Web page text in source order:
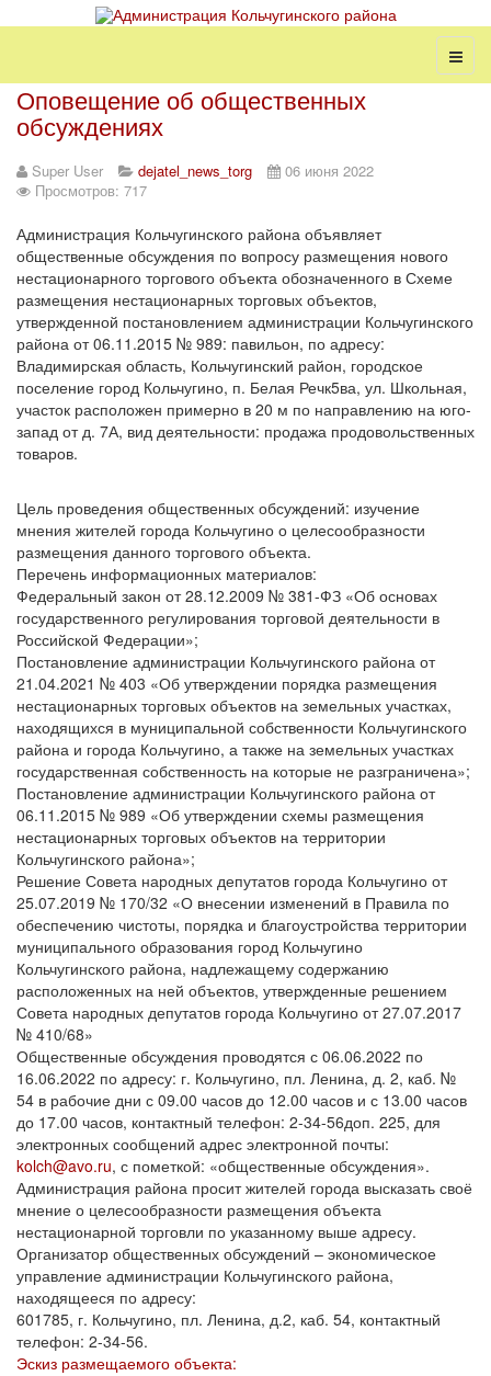
Оповещение об общественных
обсуждениях
Super User dejatel_news_torg
06 июня 2022
Просмотров: 717
Администрация Кольчугинского района объявляет
общественные обсуждения по вопросу размещения нового
нестационарного торгового объекта обозначенного в Схеме
размещения нестационарных торговых объектов,
утвержденной постановлением администрации Кольчугинского
района от 06.11.2015 № 989: павильон, по адресу:
Владимирская область, Кольчугинский район, городское
поселение город Кольчугино, п. Белая Речк5ва, ул. Школьная,
участок расположен примерно в 20 м по направлению на юго-
запад от д. 7А, вид деятельности: продажа продовольственных
товаров.
Цель проведения общественных обсуждений: изучение
мнения жителей города Кольчугино о целесообразности
размещения данного торгового объекта.
Перечень информационных материалов:
Федеральный закон от 28.12.2009 № 381-ФЗ «Об основах
государственного регулирования торговой деятельности в
Российской Федерации»;
Постановление администрации Кольчугинского района от
21.04.2021 № 403 «Об утверждении порядка размещения
нестационарных торговых объектов на земельных участках,
находящихся в муниципальной собственности Кольчугинского
района и города Кольчугино, а также на земельных участках
государственная собственность на которые не разграничена»;
Постановление администрации Кольчугинского района от
06.11.2015 № 989 «Об утверждении схемы размещения
нестационарных торговых объектов на территории
Кольчугинского района»;
Решение Совета народных депутатов города Кольчугино от
25.07.2019 № 170/32 «О внесении изменений в Правила по
обеспечению чистоты, порядка и благоустройства территории
муниципального образования город Кольчугино
Кольчугинского района, надлежащему содержанию
расположенных на ней объектов, утвержденные решением
Совета народных депутатов города Кольчугино от 27.07.2017
№ 410/68»
Общественные обсуждения проводятся с 06.06.2022 по
16.06.2022 по адресу: г. Кольчугино, пл. Ленина, д. 2, каб. №
54 в рабочие дни с 09.00 часов до 12.00 часов и с 13.00 часов
до 17.00 часов, контактный телефон: 2-34-56доп. 225, для
электронных сообщений адрес электронной почты:
kolch@avo.ru, с пометкой: «общественные обсуждения».
Администрация района просит жителей города высказать своё
мнение о целесообразности размещения объекта
нестационарной торговли по указанному выше адресу.
Организатор общественных обсуждений – экономическое
управление администрации Кольчугинского района,
находящееся по адресу:
601785, г. Кольчугино, пл. Ленина, д.2, каб. 54, контактный
телефон: 2-34-56.
Эскиз размещаемого объекта: